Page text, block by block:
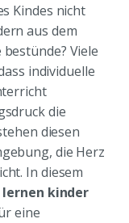
Kindes nicht
aus dem
Viele
individuelle
die
diesen
die Herz
In diesem
kinder
eine